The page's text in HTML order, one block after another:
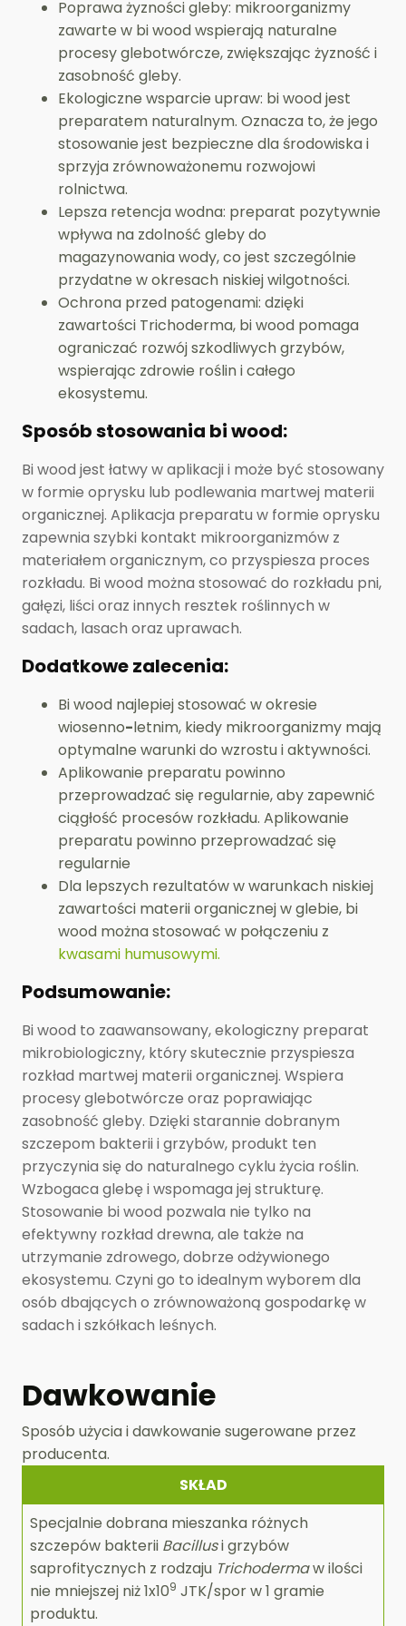
Poprawa żyzności gleby: mikroorganizmy
zawarte w bi wood wspierają naturalne
procesy glebotwórcze, zwiększając żyzność i
zasobność gleby.
Ekologiczne wsparcie upraw: bi wood jest
preparatem naturalnym. Oznacza to, że jego
stosowanie jest bezpieczne dla środowiska i
sprzyja zrównoważonemu rozwojowi
rolnictwa.
Lepsza retencja wodna: preparat pozytywnie
wpływa na zdolność gleby do
magazynowania wody, co jest szczególnie
przydatne w okresach niskiej wilgotności.
Ochrona przed patogenami: dzięki
zawartości Trichoderma, bi wood pomaga
ograniczać rozwój szkodliwych grzybów,
wspierając zdrowie roślin i całego
ekosystemu.
Sposób stosowania bi wood:
Bi wood jest łatwy w aplikacji i może być stosowany
w formie oprysku lub podlewania martwej materii
organicznej. Aplikacja preparatu w formie oprysku
zapewnia szybki kontakt mikroorganizmów z
materiałem organicznym, co przyspiesza proces
rozkładu. Bi wood można stosować do rozkładu pni,
gałęzi, liści oraz innych resztek roślinnych w
sadach, lasach oraz uprawach.
Dodatkowe zalecenia:
Bi wood najlepiej stosować w okresie
wiosenno-letnim, kiedy mikroorganizmy mają
optymalne warunki do wzrostu i aktywności.
Aplikowanie preparatu powinno
przeprowadzać się regularnie, aby zapewnić
ciągłość procesów rozkładu. Aplikowanie
preparatu powinno przeprowadzać się
regularnie
Dla lepszych rezultatów w warunkach niskiej
zawartości materii organicznej w glebie, bi
wood można stosować w połączeniu z
kwasami humusowymi.
Podsumowanie:
Bi wood to zaawansowany, ekologiczny preparat
mikrobiologiczny, który skutecznie przyspiesza
rozkład martwej materii organicznej. Wspiera
procesy glebotwórcze oraz poprawiając
zasobność gleby. Dzięki starannie dobranym
szczepom bakterii i grzybów, produkt ten
przyczynia się do naturalnego cyklu życia roślin.
Wzbogaca glebę i wspomaga jej strukturę.
Stosowanie bi wood pozwala nie tylko na
efektywny rozkład drewna, ale także na
utrzymanie zdrowego, dobrze odżywionego
ekosystemu. Czyni go to idealnym wyborem dla
osób dbających o zrównoważoną gospodarkę w
sadach i szkółkach leśnych.
Dawkowanie
Sposób użycia i dawkowanie sugerowane przez
producenta.
SKŁAD
Specjalnie dobrana mieszanka różnych
szczepów bakterii Bacillusi grzybów
saprofitycznych z rodzaju Trichodermaw ilości
nie mniejszej niż 1x109 JTK/spor w 1 gramie
produktu.